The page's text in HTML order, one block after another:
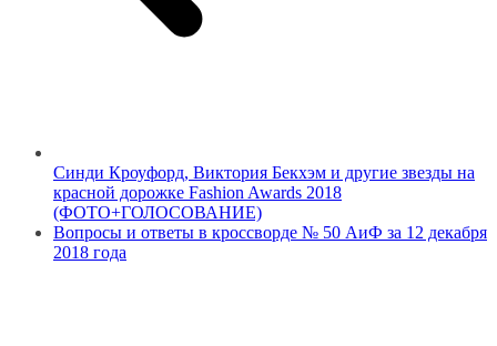
Синди Кроуфорд, Виктория Бекхэм и другие звезды на
красной дорожке Fashion Awards 2018
(ФОТО+ГОЛОСОВАНИЕ)
Вопросы и ответы в кроссворде № 50 АиФ за 12 декабря
2018 года